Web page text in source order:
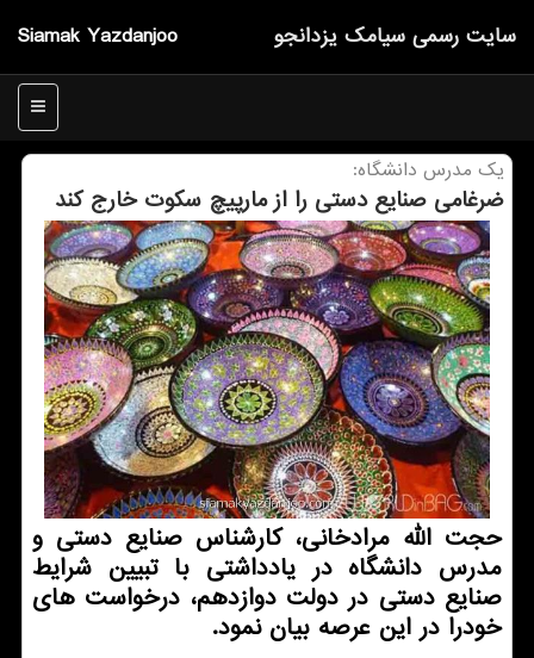
Siamak Yazdanjoo سایت رسمی سیامك یزدانجو
منو
یك مدرس دانشگاه:
ضرغامی صنایع دستی را از مارپیچ سکوت خارج کند
حجت الله مرادخانی، کارشناس صنایع دستی و
مدرس دانشگاه در یادداشتی با تبیین شرایط
صنایع دستی در دولت دوازدهم، درخواست های
خودرا در این عرصه بیان نمود.